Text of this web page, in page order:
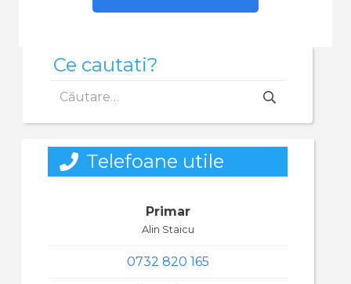
Ce cautati?
după:
Telefoane utile
Primar
Alin Staicu
0732 820 165